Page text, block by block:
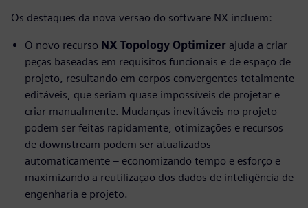
Os destaques da nova versão do software NX incluem:
O novo recurso NX Topology Optimizer ajuda a criar
peças baseadas em requisitos funcionais e de espaço de
projeto, resultando em corpos convergentes totalmente
editáveis, que seriam quase impossíveis de projetar e
criar manualmente. Mudanças inevitáveis no projeto
podem ser feitas rapidamente, otimizações e recursos
de downstream podem ser atualizados
automaticamente – economizando tempo e esforço e
maximizando a reutilização dos dados de inteligência de
engenharia e projeto.